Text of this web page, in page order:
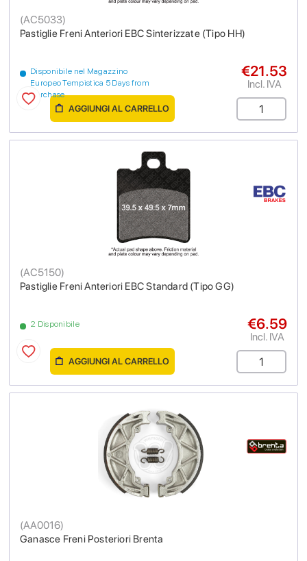
Pastiglie Freni Anteriori EBC Sinterizzate (Tipo HH)
(AC5033)
Disponibile nel Magazzino
Europeo Tempistica 5 Days from
purchase
€21.53
Incl. IVA
AGGIUNGI AL CARRELLO
Pastiglie Freni Anteriori EBC Standard (Tipo GG)
(AC5150)
2 Disponibile €6.59
Incl. IVA
AGGIUNGI AL CARRELLO
Ganasce Freni Posteriori Brenta
(AA0016)